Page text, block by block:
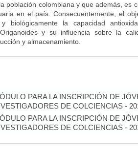
población colombiana y que además, es
en el país. Consecuentemente, el
biológicamente la capacidad
y su influencia sobre la
y almacenamiento.
PARA LA INSCRIPCIÓN DE
DE COLCIENCIAS -
PARA LA INSCRIPCIÓN DE
DE COLCIENCIAS -